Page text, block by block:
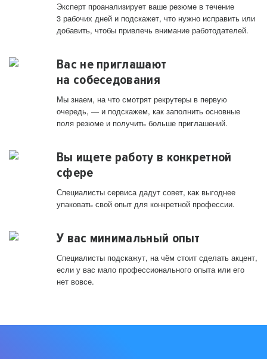
Эксперт проанализирует ваше резюме в течение
3 рабочих дней и подскажет, что нужно исправить или
добавить, чтобы привлечь внимание работодателей.
Вас не приглашают
на собеседования
Мы знаем, на что смотрят рекрутеры в первую
очередь, — и подскажем, как заполнить основные
поля резюме и получить больше приглашений.
Вы ищете работу в конкретной
сфере
Специалисты сервиса дадут совет, как выгоднее
упаковать свой опыт для конкретной профессии.
У вас минимальный опыт
Специалисты подскажут, на чём стоит сделать акцент,
если у вас мало профессионального опыта или его
нет вовсе.